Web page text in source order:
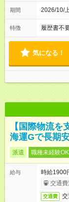
期間 2026/10/
特徴 履歴書不
気になる！
【国際物流
海運Gで長期
派遣 職種未経験OK
給与
時給1900
交通費
交通費